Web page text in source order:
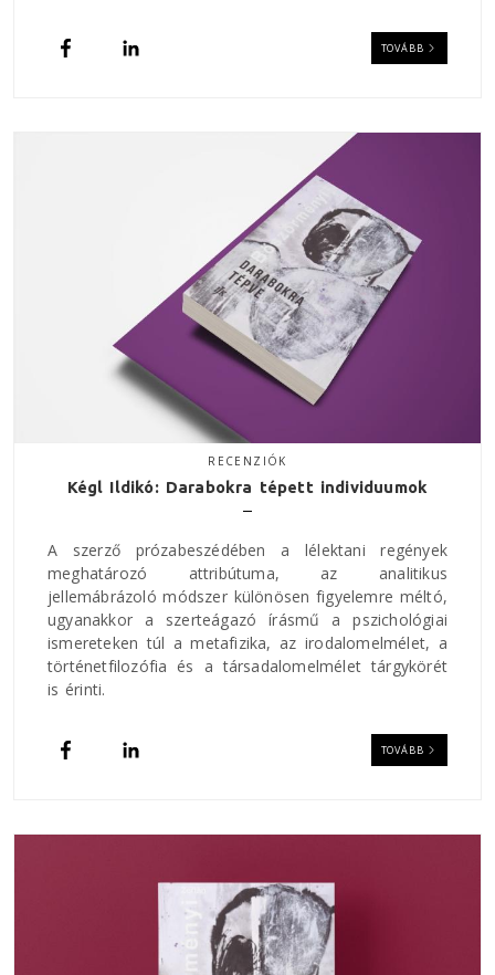
TOVÁBB
RECENZIÓK
Kégl Ildikó: Darabokra tépett individuumok
A szerző prózabeszédében a lélektani regények
meghatározó attribútuma, az analitikus
jellemábrázoló módszer különösen figyelemre méltó,
ugyanakkor a szerteágazó írásmű a pszichológiai
ismereteken túl a metafizika, az irodalomelmélet, a
történetfilozófia és a társadalomelmélet tárgykörét
is érinti.
TOVÁBB